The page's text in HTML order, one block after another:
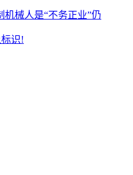
机械人是“不务正业”仍
识!